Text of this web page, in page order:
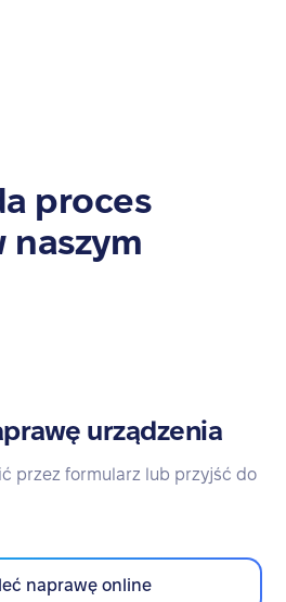
proces
naszym
urządzenia
przez formularz lub przyjść do
naprawę online